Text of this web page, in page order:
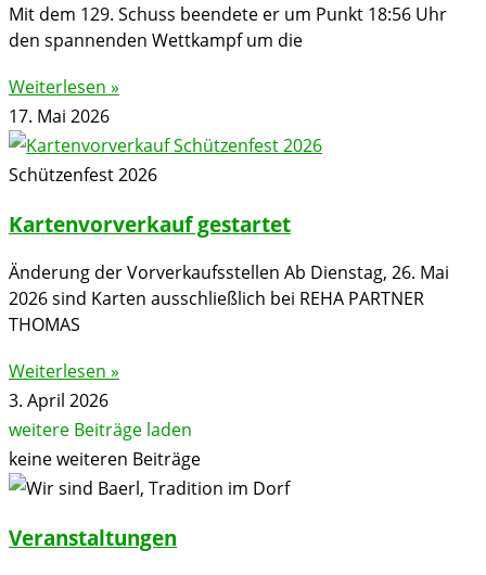
Mit dem 129. Schuss beendete er um Punkt 18:56 Uhr
den spannenden Wettkampf um die
Weiterlesen »
17. Mai 2026
Schützenfest 2026
Kartenvorverkauf gestartet
Änderung der Vorverkaufsstellen Ab Dienstag, 26. Mai
2026 sind Karten ausschließlich bei REHA PARTNER
THOMAS
Weiterlesen »
3. April 2026
weitere Beiträge laden
keine weiteren Beiträge
Veranstaltungen